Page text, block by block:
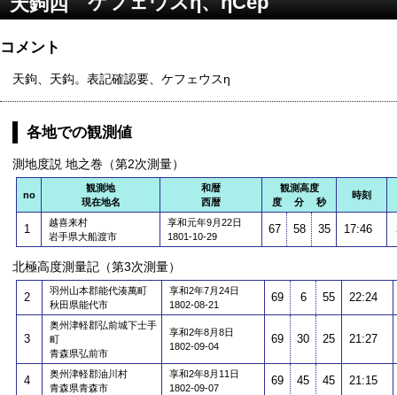
コメント
天鉤、天鈎。表記確認要、ケフェウスη
各地での観測値
測地度説 地之巻（第2次測量）
no
観測地
現在地名
和暦
西暦
観測高度
度 分 秒
時刻
1
越喜来村
岩手県大船渡市
享和元年9月22日
1801-10-29
67 58 35 17:46
北極高度測量記（第3次測量）
2
羽州山本郡能代湊萬町
秋田県能代市
享和2年7月24日
1802-08-21
69 6 55 22:24
3
奥州津軽郡弘前城下士手
町
青森県弘前市
享和2年8月8日
1802-09-04
69 30 25 21:27
4
奥州津軽郡油川村
青森県青森市
享和2年8月11日
1802-09-07
69 45 45 21:15